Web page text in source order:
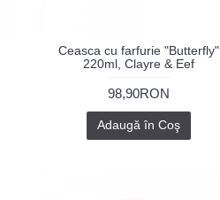
Ceasca cu farfurie "Butterfly"
220ml, Clayre & Eef
98,90RON
Adaugă în Coş